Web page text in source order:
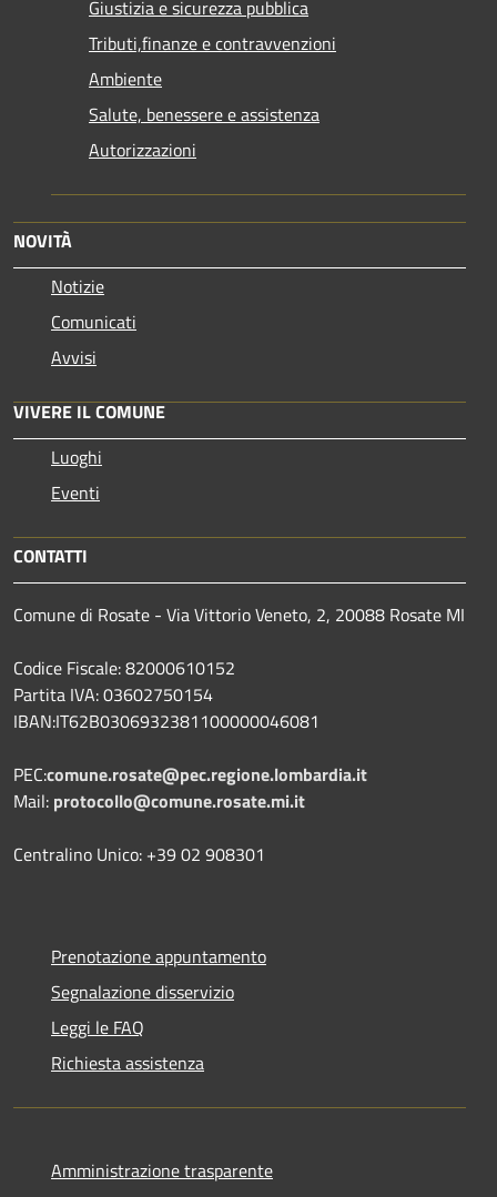
Giustizia e sicurezza pubblica
Tributi,finanze e contravvenzioni
Ambiente
Salute, benessere e assistenza
Autorizzazioni
NOVITÀ
Notizie
Comunicati
Avvisi
VIVERE IL COMUNE
Luoghi
Eventi
CONTATTI
Comune di Rosate - Via Vittorio Veneto, 2, 20088 Rosate MI
Codice Fiscale: 82000610152
Partita IVA: 03602750154
IBAN:IT62B0306932381100000046081
PEC:comune.rosate@pec.regione.lombardia.it
Mail: protocollo@comune.rosate.mi.it
Centralino Unico: +39 02 908301
Prenotazione appuntamento
Segnalazione disservizio
Leggi le FAQ
Richiesta assistenza
Amministrazione trasparente